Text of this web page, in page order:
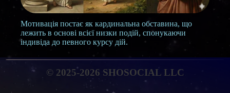
Мотивація постає як кардинальна обставина, що
лежить в основі всієї низки подій, спонукаючи
індивіда до певного курсу дій.
© 2025-2026 SHOSOCIAL LLC